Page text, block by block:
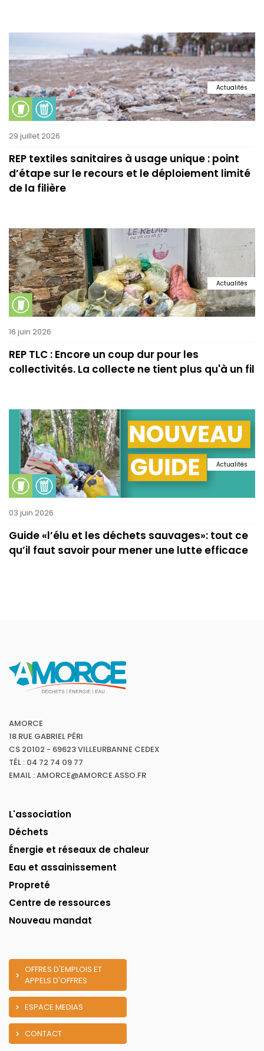
Actualités
29 juillet 2026
REP textiles sanitaires à usage unique : point
d’étape sur le recours et le déploiement limité
de la filière
Actualités
16 juin 2026
REP TLC : Encore un coup dur pour les
collectivités. La collecte ne tient plus qu'à un fil
Actualités
03 juin 2026
Guide «l’élu et les déchets sauvages»: tout ce
qu’il faut savoir pour mener une lutte efficace
AMORCE
18 RUE GABRIEL PÉRI
CS 20102 - 69623 VILLEURBANNE CEDEX
TÉL : 04 72 74 09 77
EMAIL : AMORCE@AMORCE.ASSO.FR
L'association
Déchets
Énergie et réseaux de chaleur
Eau et assainissement
Propreté
Centre de ressources
Nouveau mandat
OFFRES D'EMPLOIS ET
APPELS D'OFFRES
ESPACE MEDIAS
CONTACT